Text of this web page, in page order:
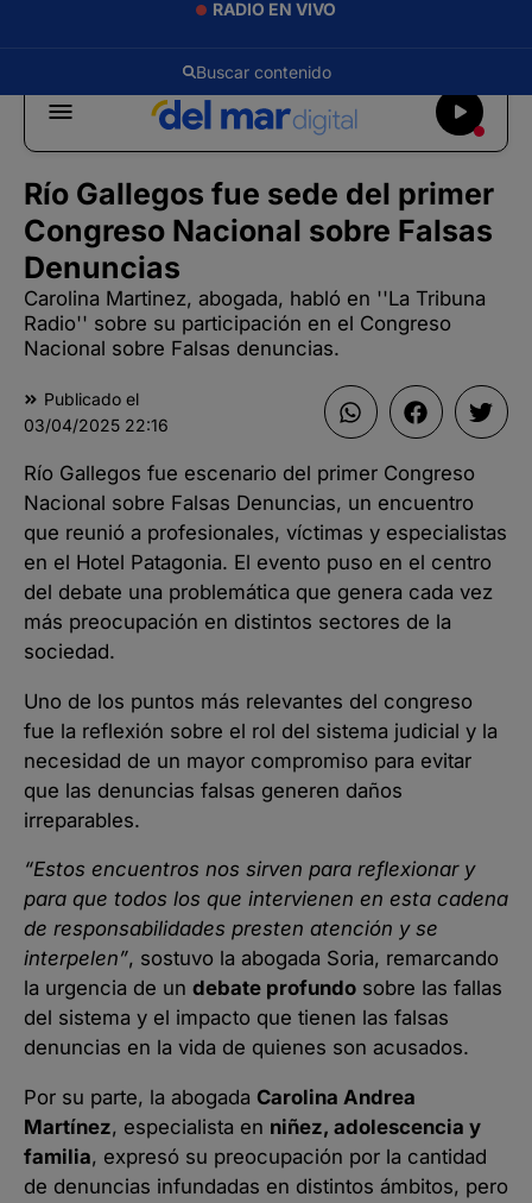
RADIO EN VIVO
Río Gallegos fue sede del primer
Congreso Nacional sobre Falsas
Denuncias
Carolina Martinez, abogada, habló en ''La Tribuna
Radio'' sobre su participación en el Congreso
Nacional sobre Falsas denuncias.
Publicado el
03/04/2025 22:16
Río Gallegos fue escenario del primer Congreso
Nacional sobre Falsas Denuncias, un encuentro
que reunió a profesionales, víctimas y especialistas
en el Hotel Patagonia. El evento puso en el centro
del debate una problemática que genera cada vez
más preocupación en distintos sectores de la
sociedad.
Uno de los puntos más relevantes del congreso
fue la reflexión sobre el rol del sistema judicial y la
necesidad de un mayor compromiso para evitar
que las denuncias falsas generen daños
irreparables.
“Estos encuentros nos sirven para reflexionar y
para que todos los que intervienen en esta cadena
de responsabilidades presten atención y se
interpelen”, sostuvo la abogada Soria, remarcando
la urgencia de un debate profundo sobre las fallas
del sistema y el impacto que tienen las falsas
denuncias en la vida de quienes son acusados.
Por su parte, la abogada Carolina Andrea
Martínez, especialista en niñez, adolescencia y
familia, expresó su preocupación por la cantidad
de denuncias infundadas en distintos ámbitos, pero